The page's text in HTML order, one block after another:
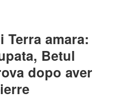
Terra amara:
Betul
dopo aver